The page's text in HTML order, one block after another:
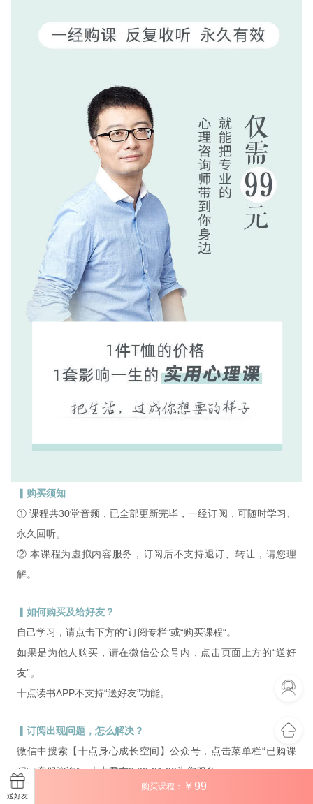
▎购买须知
① 课程共30堂音频，已全部更新完毕，一经订阅，可随时学习、
永久回听。
② 本课程为虚拟内容服务，订阅后不支持退订、转让，请您理
解。
▎如何购买及给好友？
自己学习，请点击下方的“订阅专栏”或“购买课程“。
如果是为他人购买，请在微信公众号内，点击页面上方的“送好
友”。
十点读书APP不支持“送好友”功能。
▎订阅出现问题，怎么解决？
微信中搜索【十点身心成长空间】公众号，点击菜单栏“已购课
程”-“客服咨询”，十点君在9:00-21:00为您服务。
相关课程推荐
送好友
购买课程： ￥ 99